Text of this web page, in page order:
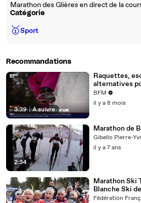
Marathon des Glières en direct de la
Catégorie
🥇Sport
Recommandations
3:39 | À suivre
Raquettes,
alternatives
montagne
BFM
il y a 8 mois
2:34
Marathon de
Gibello Pierre-
il y a 7 ans
Marathon Ski
Blanche Ski
Fédération